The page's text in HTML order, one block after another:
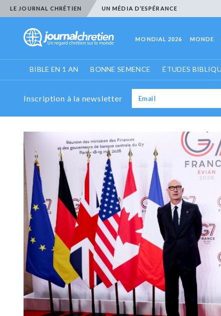
LE JOURNAL CHRÉTIEN UN MÉDIA D’ESPÉRANCE
MONDIAL 2026 MONDE
BIBLE EN 1 AN BONNE SEMENCE ÉTUDES
Inscription à la newsletter